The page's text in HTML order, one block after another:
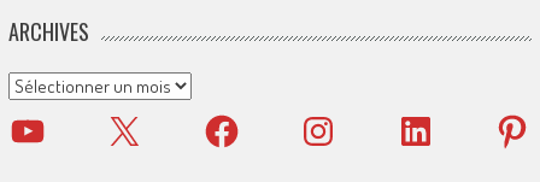
ARCHIVES
Archives
YouTube X Facebook Instagram LinkedIn